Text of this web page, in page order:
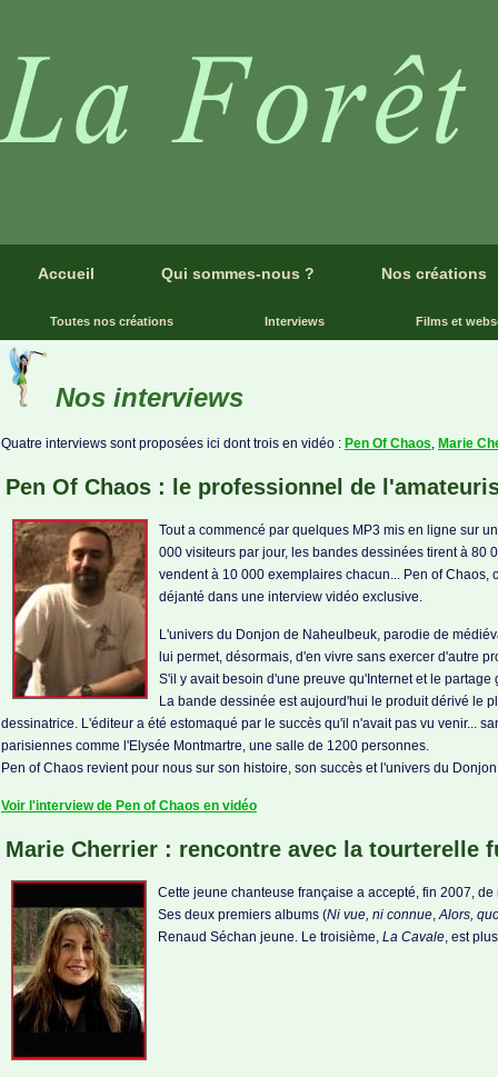
Accueil Qui sommes-nous ? Nos créations
Toutes nos créations Interviews Films et
Nos interviews
Quatre interviews sont proposées ici dont trois en vidéo : Pen Of Chaos, Marie
Pen Of Chaos : le professionnel de
Tout a commencé par quelques MP3 mis en ligne sur
000 visiteurs par jour, les bandes dessinées tirent à
vendent à 10 000 exemplaires chacun... Pen of
déjanté dans une interview vidéo exclusive.
L'univers du Donjon de Naheulbeuk, parodie de
lui permet, désormais, d'en vivre sans exercer d'autre
S'il y avait besoin d'une preuve qu'Internet et le
La bande dessinée est aujourd'hui le produit dérivé le
dessinatrice. L'éditeur a été estomaqué par le succès qu'il n'avait pas vu venir...
parisiennes comme l'Elysée Montmartre, une salle de 1200 personnes.
Pen of Chaos revient pour nous sur son histoire, son succès et l'univers du
Voir l'interview de Pen of Chaos en vidéo
Marie Cherrier : rencontre avec la tourterelle
Cette jeune chanteuse française a accepté, fin 2007,
Ses deux premiers albums (Ni vue, ni connue,Alors,
Renaud Séchan jeune. Le troisième, La Cavale, est